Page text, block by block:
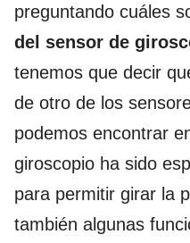
preguntando cuáles
del sensor de
tenemos que decir
de otro de los
podemos encontrar
giroscopio ha sido
para permitir girar la
también algunas